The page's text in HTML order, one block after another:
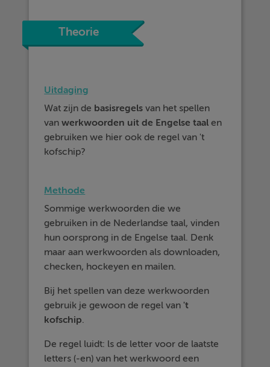
Theorie
Uitdaging
Wat zijn de basisregels van het spellen
vanwerkwoorden uit de Engelse taal en
gebruiken we hier ook de regel van 't
kofschip?
Methode
Sommige werkwoorden die we
gebruiken in de Nederlandse taal, vinden
hun oorsprong in de Engelse taal. Denk
maar aan werkwoorden als downloaden,
checken, hockeyen en mailen.
Bij het spellen van deze werkwoorden
gebruik je gewoon de regel van 't
kofschip.
De regel luidt: ls de letter voor de laatste
letters (-en) van het werkwoord een